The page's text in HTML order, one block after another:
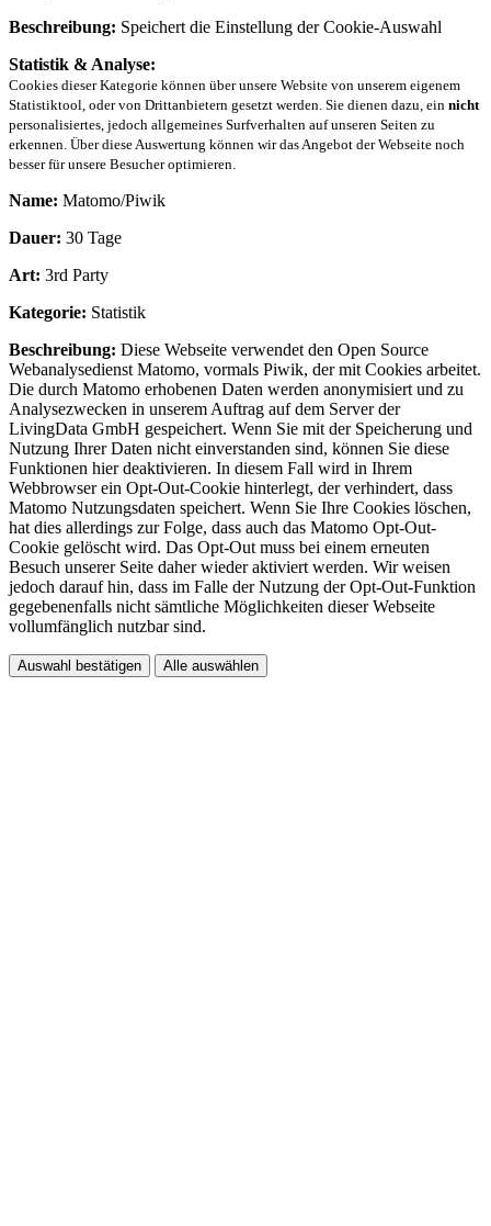
Beschreibung: Speichert die Einstellung der Cookie-Auswahl
Statistik & Analyse:
Cookies dieser Kategorie können über unsere Website von unserem eigenem
Statistiktool, oder von Drittanbietern gesetzt werden. Sie dienen dazu, ein nicht
personalisiertes, jedoch allgemeines Surfverhalten auf unseren Seiten zu
erkennen. Über diese Auswertung können wir das Angebot der Webseite noch
besser für unsere Besucher optimieren.
Name: Matomo/Piwik
Dauer: 30 Tage
Art: 3rd Party
Kategorie: Statistik
Beschreibung: Diese Webseite verwendet den Open Source
Webanalysedienst Matomo, vormals Piwik, der mit Cookies arbeitet.
Die durch Matomo erhobenen Daten werden anonymisiert und zu
Analysezwecken in unserem Auftrag auf dem Server der
LivingData GmbH gespeichert. Wenn Sie mit der Speicherung und
Nutzung Ihrer Daten nicht einverstanden sind, können Sie diese
Funktionen hier deaktivieren. In diesem Fall wird in Ihrem
Webbrowser ein Opt-Out-Cookie hinterlegt, der verhindert, dass
Matomo Nutzungsdaten speichert. Wenn Sie Ihre Cookies löschen,
hat dies allerdings zur Folge, dass auch das Matomo Opt-Out-
Cookie gelöscht wird. Das Opt-Out muss bei einem erneuten
Besuch unserer Seite daher wieder aktiviert werden. Wir weisen
jedoch darauf hin, dass im Falle der Nutzung der Opt-Out-Funktion
gegebenenfalls nicht sämtliche Möglichkeiten dieser Webseite
vollumfänglich nutzbar sind.
Auswahl bestätigen Alle auswählen